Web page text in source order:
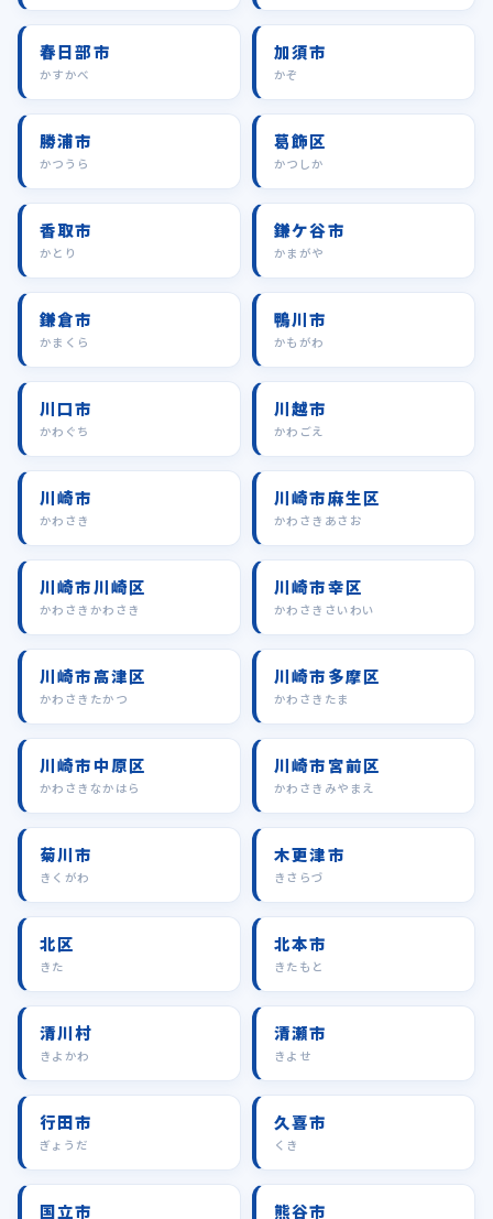
春日部市
かすかべ
加須市
かぞ
勝浦市
かつうら
葛飾区
かつしか
香取市
かとり
鎌ケ谷市
かまがや
鎌倉市
かまくら
鴨川市
かもがわ
川口市
かわぐち
川越市
かわごえ
川崎市
かわさき
川崎市麻生区
かわさきあさお
川崎市川崎区
かわさきかわさき
川崎市幸区
かわさきさいわい
川崎市高津区
かわさきたかつ
川崎市多摩区
かわさきたま
川崎市中原区
かわさきなかはら
川崎市宮前区
かわさきみやまえ
菊川市
きくがわ
木更津市
きさらづ
北区
きた
北本市
きたもと
清川村
きよかわ
清瀬市
きよせ
行田市
ぎょうだ
久喜市
くき
国立市 熊谷市